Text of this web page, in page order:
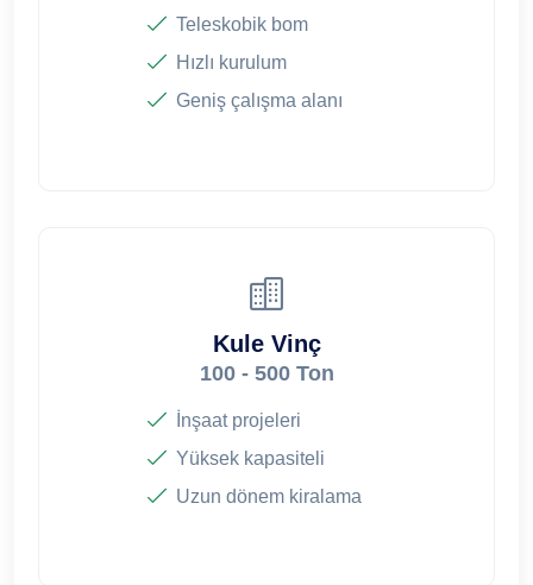
Teleskobik bom
Hızlı kurulum
Geniş çalışma alanı
Kule Vinç
100 - 500 Ton
İnşaat projeleri
Yüksek kapasiteli
Uzun dönem kiralama